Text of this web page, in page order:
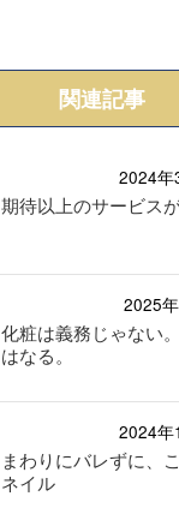
関連記事
2024年
期待以上のサービス
2025
化粧は義務じゃない
はなる。
2024年
まわりにバレずに、
ネイル